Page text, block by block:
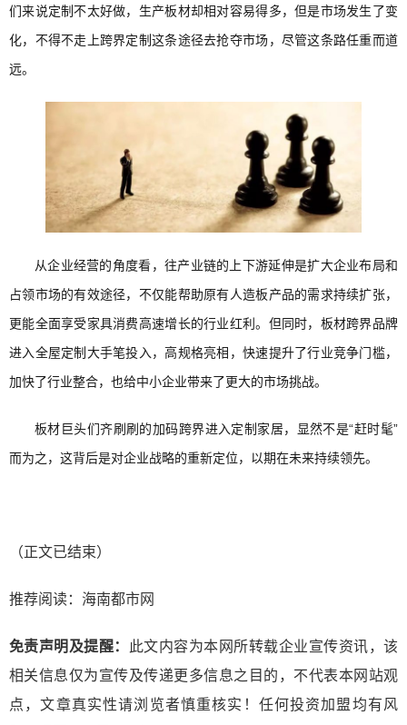
们来说定制不太好做，生产板材却相对容易得多，但是市场发生了变
化，不得不走上跨界定制这条途径去抢夺市场，尽管这条路任重而道
远。
从企业经营的角度看，往产业链的上下游延伸是扩大企业布局和
占领市场的有效途径，不仅能帮助原有人造板产品的需求持续扩张，
更能全面享受家具消费高速增长的行业红利。但同时，板材跨界品牌
进入全屋定制大手笔投入，高规格亮相，快速提升了行业竞争门槛，
加快了行业整合，也给中小企业带来了更大的市场挑战。
板材巨头们齐刷刷的加码跨界进入定制家居，显然不是“赶时髦”
而为之，这背后是对企业战略的重新定位，以期在未来持续领先。
（正文已结束）
推荐阅读： 海南都市网
免责声明及提醒：
此文内容为本网所转载企业宣传资讯，该
相关信息仅为宣传及传递更多信息之目的，不代表本网站观
点，文章真实性请浏览者慎重核实！任何投资加盟均有风